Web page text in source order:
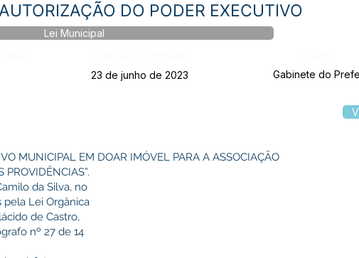
DO PODER EXECUTIVO
Lei Municipal
23 de junho de 2023 Gabinete do
MUNICIPAL EM DOAR IMÓVEL PARA A ASSOCIAÇÃO
PROVIDÊNCIAS”.
da Silva, no
pela Lei Orgânica
de Castro,
nº 27 de 14